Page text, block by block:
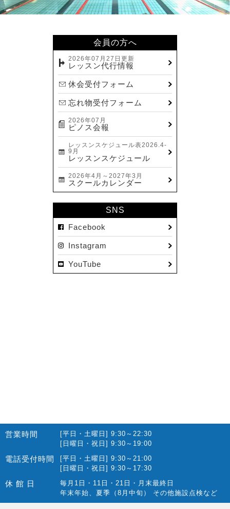
2024.03(16)
2023.04(15)
2022.11(16)
2022.01(10)
2021.12(12)
2021.10(22)
2021.09(10)
会員の方へ
2026年07月27日更新
レッスン代行情報
休会受付フォーム
忘れ物受付フォーム
2026年07月
ピノス会報
レッスンスケジュール表2026.4-
9月
レッスンスケジュール
2026年4月～2027年3月
スクールカレンダー
SNS
Facebook
Instagram
YouTube
営業時間
[平日・土曜日] 9:30～22:30
[日曜日・祝日] 9:30～19:00
電話受付時間
[平日・土曜日] 9:30～21:00
[日曜日・祝日] 9:30～17:30
休 館 日
毎月1日・11日・21日・月末最終日
年末年始、夏季（8月中旬） その他施設点検など